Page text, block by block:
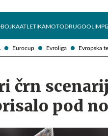
Eurocup Evroliga Evropska
ATLETIKAMOTODRUGO
črn
pod